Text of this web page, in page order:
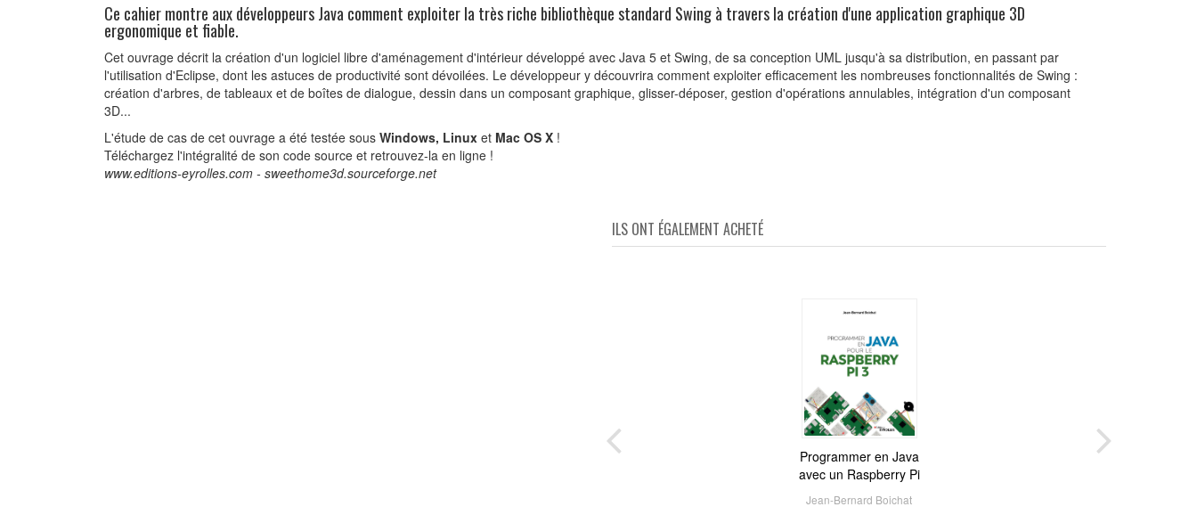
Ce cahier montre aux développeurs Java comment exploiter la très riche bibliothèque standard Swing à travers la création d'une application graphique 3D
ergonomique et fiable.
Cet ouvrage décrit la création d'un logiciel libre d'aménagement d'intérieur développé avec Java 5 et Swing, de sa conception UML jusqu'à sa distribution, en passant par
l'utilisation d'Eclipse, dont les astuces de productivité sont dévoilées. Le développeur y découvrira comment exploiter efficacement les nombreuses fonctionnalités de Swing :
création d'arbres, de tableaux et de boîtes de dialogue, dessin dans un composant graphique, glisser-déposer, gestion d'opérations annulables, intégration d'un composant
3D...
L'étude de cas de cet ouvrage a été testée sous Windows, Linux et Mac OS X !
Téléchargez l'intégralité de son code source et retrouvez-la en ligne !
www.editions-eyrolles.com - sweethome3d.sourceforge.net
ILS ONT ÉGALEMENT ACHETÉ
Programmer en Java
avec un Raspberry Pi
Jean-Bernard Boichat